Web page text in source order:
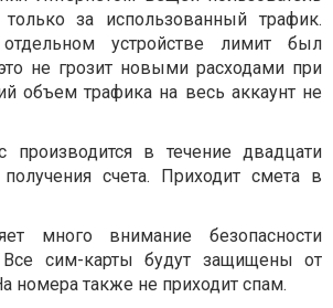
только за использованный трафик.
устройстве лимит был
не грозит новыми расходами при
объем трафика на весь аккаунт не
производится в течение двадцати
счета. Приходит смета в
много внимание безопасности
Все сим-карты будут защищены от
номера также не приходит спам.